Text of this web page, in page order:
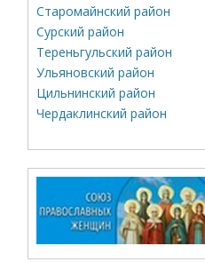
Старомайнский район
Сурский район
Тереньгульский район
Ульяновский район
Цильнинский район
Чердаклинский район